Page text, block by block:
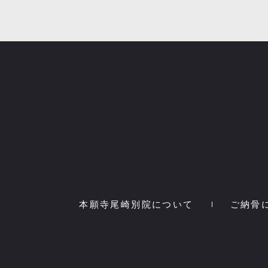
本願寺尾崎別院について ご納骨